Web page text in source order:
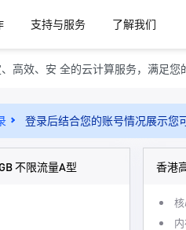
支持与服务
了解我们
高效、安 全的云计算服务，满足您
登录后结合您的账号情况展示您
不限流量A型 香港